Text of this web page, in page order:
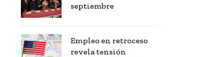
septiembre
Empleo en retroceso
revela tensión